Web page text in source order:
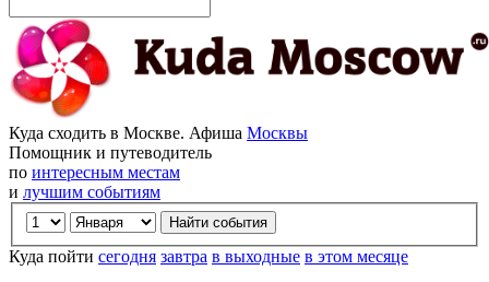
Куда сходить в Москве. Афиша Москвы
Помощник и путеводитель
по интересным местам
и лучшим событиям
Куда пойти сегодня завтра в выходные в этом месяце